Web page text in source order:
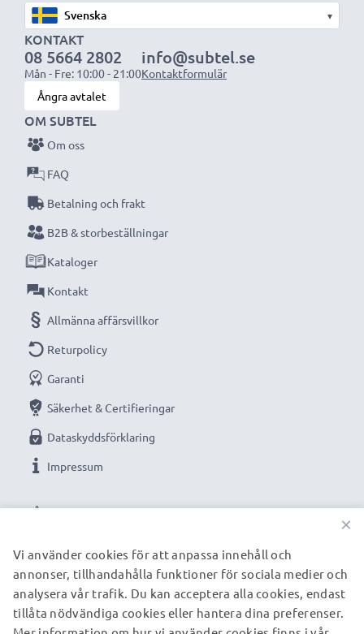
Varje CELLONIC batteri genomgår noggranna
tester för bästa prestanda och hållbarhet. Beställ
nu – snabb leverans & 3 års garanti!
▾
KONTAKT
08 5664 2802
Mån - Fre: 10:00 - 21:00
info@subtel.se
Kontaktformulär
Ångra avtalet
VÅRA BETALNINGSALTERNATIV
OM SUBTEL
Om oss
FAQ
Betalning och frakt
B2B & storbeställningar
Kataloger
Kontakt
Allmänna affärsvillkor
Returpolicy
Garanti
Säkerhet & Certifieringar
Dataskyddsförklaring
Impressum
VÅRA FRAKTPARTNERS
×
Vi använder cookies för att anpassa innehåll och
annonser, tillhandahålla funktioner för sociala medier och
analysera vår trafik. Du kan acceptera alla cookies, endast
tillåta nödvändiga cookies eller hantera dina preferenser.